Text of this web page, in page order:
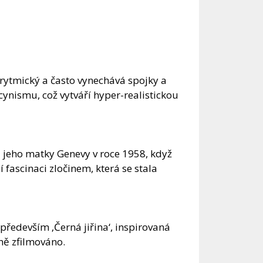
a často vynechává spojky a
což vytváří hyper-realistickou
matky Genevy v roce 1958, když
zločinem, která se stala
‚Černá jiřina‘, inspirovaná
zfilmováno.